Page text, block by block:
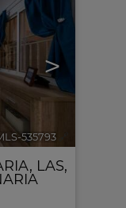
>
535793
LAS,